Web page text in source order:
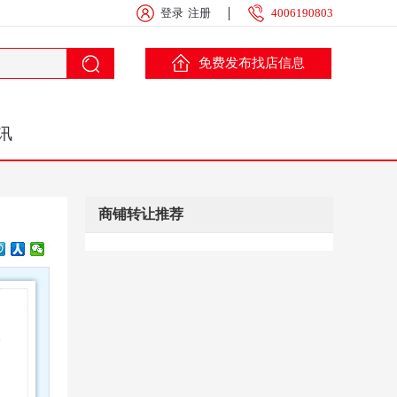
登录 注册 4006190803
免费发布找店信息
商铺转让推荐